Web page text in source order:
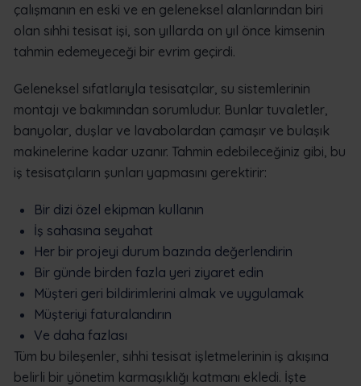
çalışmanın en eski ve en geleneksel alanlarından biri
olan sıhhi tesisat işi, son yıllarda on yıl önce kimsenin
tahmin edemeyeceği bir evrim geçirdi.
Geleneksel sıfatlarıyla tesisatçılar, su sistemlerinin
montajı ve bakımından sorumludur. Bunlar tuvaletler,
banyolar, duşlar ve lavabolardan çamaşır ve bulaşık
makinelerine kadar uzanır. Tahmin edebileceğiniz gibi, bu
iş tesisatçıların şunları yapmasını gerektirir:
Bir dizi özel ekipman kullanın
İş sahasına seyahat
Her bir projeyi durum bazında değerlendirin
Bir günde birden fazla yeri ziyaret edin
Müşteri geri bildirimlerini almak ve uygulamak
Müşteriyi faturalandırın
Ve daha fazlası
Tüm bu bileşenler, sıhhi tesisat işletmelerinin iş akışına
belirli bir yönetim karmaşıklığı katmanı ekledi. İşte